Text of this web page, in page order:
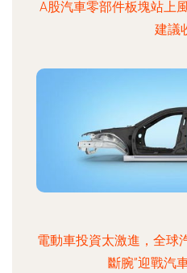
A股汽車零部件板塊站上
建議
電動車投資太激進，全球
斷腕”迎戰汽